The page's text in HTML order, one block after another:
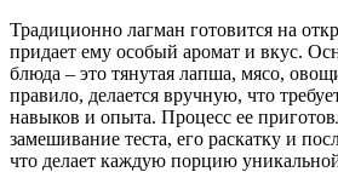
Традиционно лагман готовится на
придает ему особый аромат и вкус.
блюда – это тянутая лапша, мясо,
правило, делается вручную, что
навыков и опыта. Процесс ее
замешивание теста, его раскатку и
что делает каждую порцию